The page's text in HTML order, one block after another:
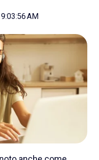
AM